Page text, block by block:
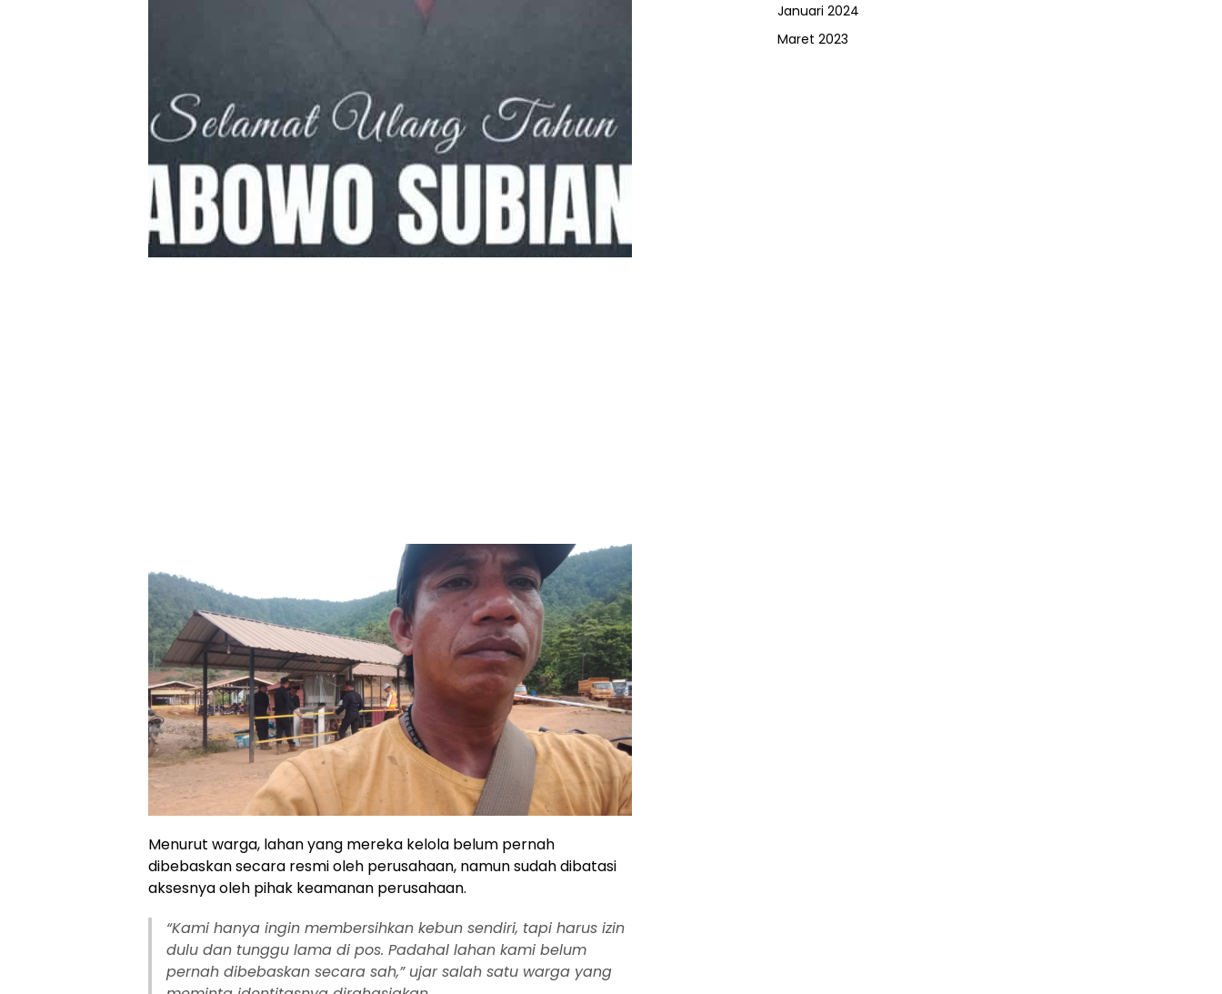
Menurut warga, lahan yang mereka kelola belum pernah
dibebaskan secara resmi oleh perusahaan, namun sudah dibatasi
aksesnya oleh pihak keamanan perusahaan.
“Kami hanya ingin membersihkan kebun sendiri, tapi harus izin
dulu dan tunggu lama di pos. Padahal lahan kami belum
pernah dibebaskan secara sah,” ujar salah satu warga yang
Januari 2024
Maret 2023